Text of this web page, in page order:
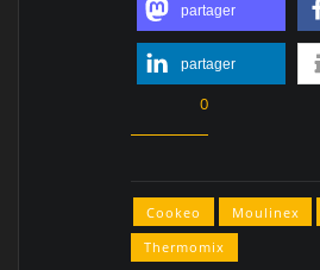
partager
partager
0
Cookeo Moulinex
Thermomix